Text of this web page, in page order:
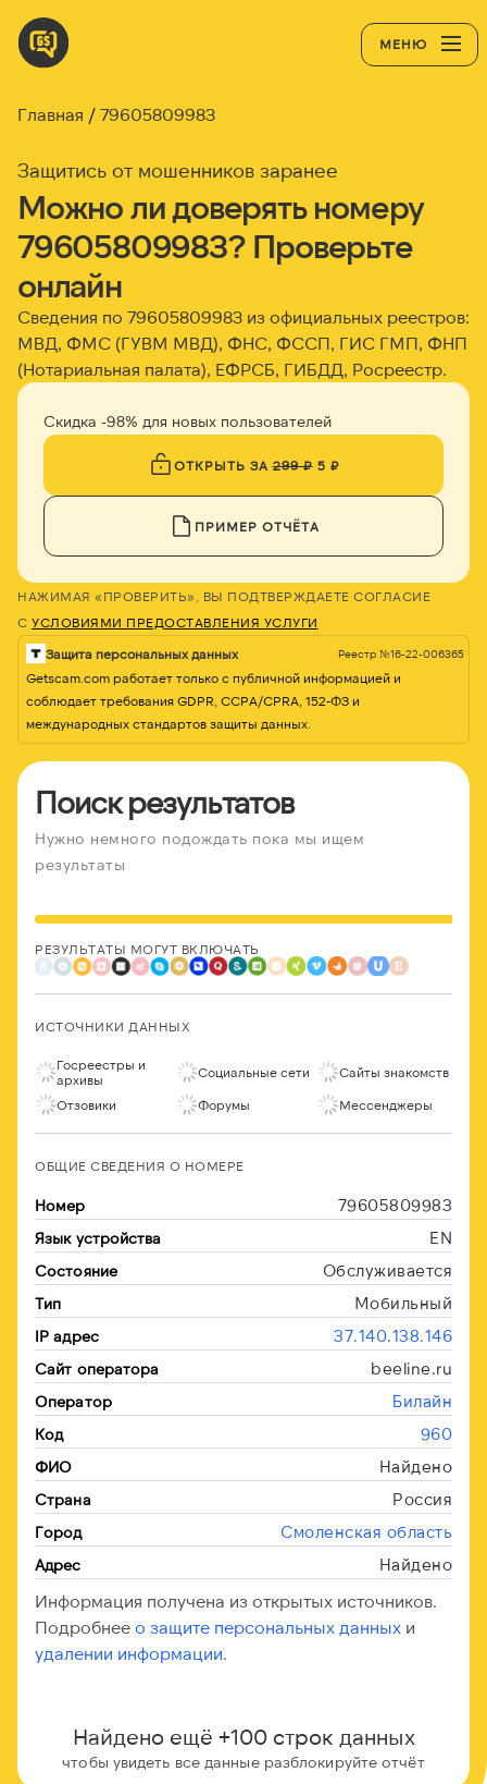
МЕНЮ
Главная 79605809983
Защитись от мошенников заранее
Можно ли доверять номеру
79605809983? Проверьте
онлайн
Сведения по 79605809983 из официальных реестров:
МВД, ФМС (ГУВМ МВД), ФНС, ФССП, ГИС ГМП, ФНП
(Нотариальная палата), ЕФРСБ, ГИБДД, Росреестр.
Скидка -98% для новых пользователей
ОТКРЫТЬ ЗА299 ₽5 ₽
ПРИМЕР ОТЧЁТА
НАЖИМАЯ «ПРОВЕРИТЬ», ВЫ ПОДТВЕРЖДАЕТЕ СОГЛАСИЕ
С УСЛОВИЯМИ ПРЕДОСТАВЛЕНИЯ УСЛУГИ
Защита персональных данных Реестр №16-22-006365
Getscam.com работает только с публичной информацией и
соблюдает требования GDPR, CCPA/CPRA, 152-ФЗ и
международных стандартов защиты данных.
Поиск результатов
Нужно немного подождать пока мы ищем
результаты
РЕЗУЛЬТАТЫ МОГУТ ВКЛЮЧАТЬ
ИСТОЧНИКИ ДАННЫХ
Госреестры и
архивы
Социальные сети Сайты знакомств
Отзовики Форумы Мессенджеры
ОБЩИЕ СВЕДЕНИЯ О НОМЕРЕ
Номер 79605809983
Язык устройства EN
Состояние Обслуживается
Тип Мобильный
IP адрес 37.140.138.146
Сайт оператора beeline.ru
Оператор Билайн
Код 960
ФИО Найдено
Страна Россия
Город Смоленская область
Адрес Найдено
Информация получена из открытых источников.
Подробнее о защите персональных данных и
удалении информации.
Найдено ещё +100 строк данных
чтобы увидеть все данные разблокируйте отчёт